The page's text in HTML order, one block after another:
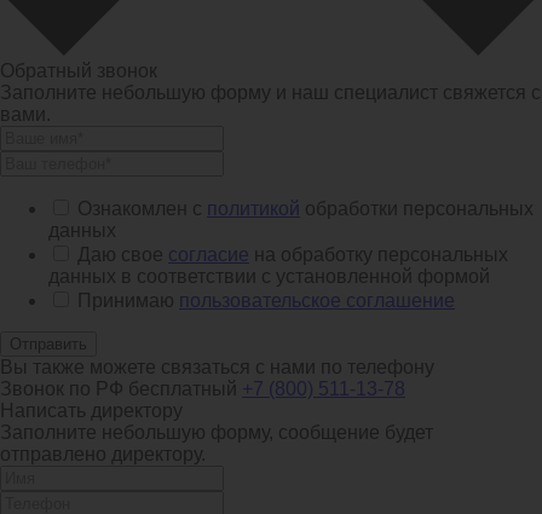
Обратный звонок
Заполните небольшую форму и наш специалист свяжется с
вами.
Ознакомлен с политикой обработки персональных
данных
Даю свое согласие на обработку персональных
данных в соответствии с установленной формой
Принимаю пользовательское соглашение
Отправить
Вы также можете связаться с нами по телефону
Звонок по РФ бесплатный +7 (800) 511-13-78
Написать директору
Заполните небольшую форму, сообщение будет
отправлено директору.